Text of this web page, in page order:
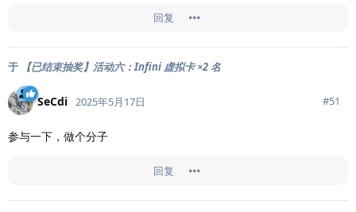
回复
于 【已结束抽奖】活动六：Infini 虚拟卡 ×2 名
SeCdi 2025年5月17日 #51
参与一下，做个分子
回复